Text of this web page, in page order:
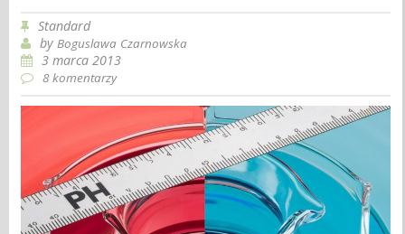
Standard
byBoguslawa Czarnowska
3 marca 2013
8 komentarzy